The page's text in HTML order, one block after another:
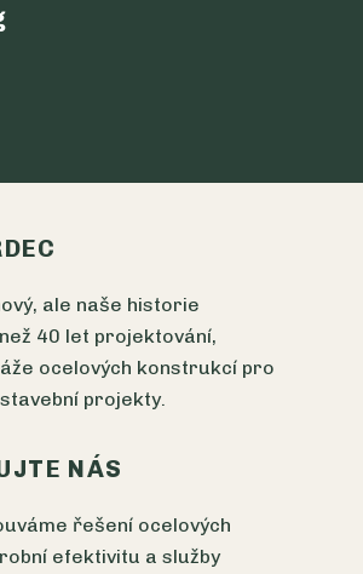
ale naše historie
40 let projektování,
ocelových konstrukcí pro
projekty.
NÁS
řešení ocelových
efektivitu a služby